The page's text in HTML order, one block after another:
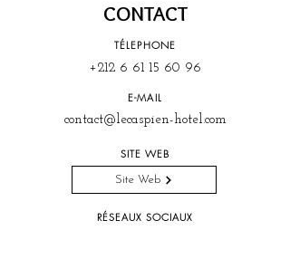
TÉLEPHONE
+212 6 61 15 60 96
E-MAIL
contact@lecaspien-hotel.com
SITE WEB
Site Web
RÉSEAUX SOCIAUX
CONTACT